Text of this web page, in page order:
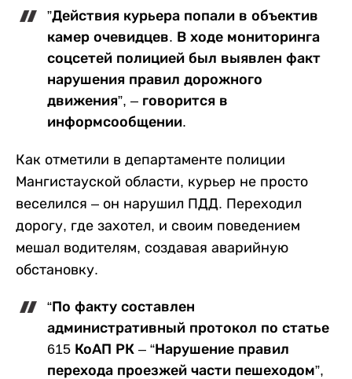
”Действия курьера попали в объектив
камер очевидцев. В ходе мониторинга
соцсетей полицией был выявлен факт
нарушения правил дорожного
движения”, – говорится в
информсообщении.
Как отметили в департаменте полиции
Мангистауской области, курьер не просто
веселился – он нарушил ПДД. Переходил
дорогу, где захотел, и своим поведением
мешал водителям, создавая аварийную
обстановку.
“По факту составлен
административный протокол по статье
615 КоАП РК – “Нарушение правил
перехода проезжей части пешеходом”,